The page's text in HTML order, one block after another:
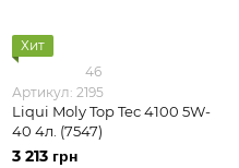
Хит
46
Артикул: 2195
Liqui Moly Top Tec 4100 5W-
40 4л. (7547)
3 213 грн